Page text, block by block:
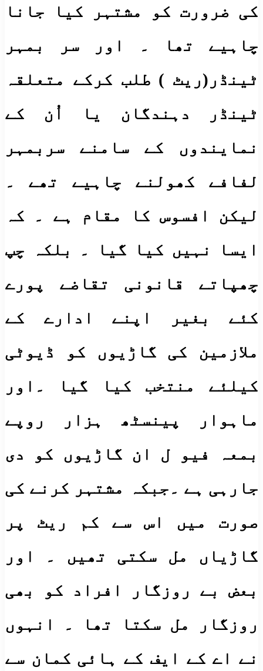
کی ضرورت کو مشتہر کیا جانا
چاہیے تھا ۔ اور سر بمہر
ٹینڈر(ریٹ ) طلب کرکے متعلقہ
ٹینڈر دہندگان یا اُن کے
نمایندوں کے سامنے سربمہر
لفافے کھولنے چاہیے تھے ۔
لیکن افسوس کا مقام ہے ۔ کہ
ایسا نہیں کیا گیا ۔ بلکہ چپ
چھپاتے قانونی تقاضے پورے
کئے بغیر اپنے ادارے کے
ملازمین کی گاڑیوں کو ڈیوٹی
کیلئے منتخب کیا گیا ۔اور
ماہوار پینسٹھ ہزار روپے
بمعہ فیو ل ان گاڑیوں کو دی
جارہی ہے ۔جبکہ مشتہر کرنے کی
صورت میں اس سے کم ریٹ پر
گاڑیاں مل سکتی تھیں ۔ اور
بعض بے روزگار افراد کو بھی
روزگار مل سکتا تھا ۔ انہوں
نے اے کے ایف کے ہائی کمان سے